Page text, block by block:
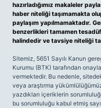
hazırladığımız makaleler
haber niteliği taşımamakta
paylaşım yapılmamaktadır.
benzerlikleri tamamen
halindedir ve tavsiye niteliği
Sitemiz, 5651 Sayılı Kanun
Kurumu (BTK) tarafından
vermektedir. Bu nedenle,
veya araştırma
yazdıkları içeriklerin
bu sorumluluğu kabul etmiş